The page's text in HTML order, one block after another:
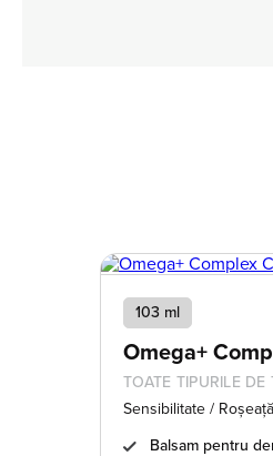
103 ml
Omega+
TOATE TIPURILE DE
Sensibilitate /
Balsam pentru